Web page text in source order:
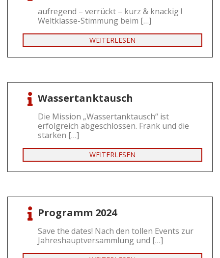
aufregend – verrückt – kurz & knackig !
Weltklasse-Stimmung beim […]
WEITERLESEN
Wassertanktausch
Die Mission „Wassertanktausch“ ist
erfolgreich abgeschlossen. Frank und die
starken […]
WEITERLESEN
Programm 2024
Save the dates! Nach den tollen Events zur
Jahreshauptversammlung und […]